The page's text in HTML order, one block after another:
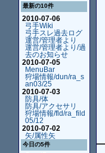
最新の10件
2010-07-06
弓手Wiki
弓手スレ過去ログ
運営/管理者より
運営/管理者より/過
去のお知らせ
2010-07-05
MenuBar
狩場情報/dun/ra_s
an03/25
2010-07-03
防具/体
防具/アクセサリ
狩場情報/fld/ra_fild
05/12
2010-07-02
矢/属性矢
今日の5件